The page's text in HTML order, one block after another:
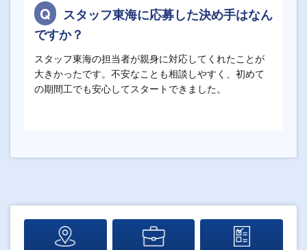
スタッフ東海に応募した決め手はなん
ですか？
スタッフ東海の担当者が親身に対応してくれたことが
大きかったです。不安なことも相談しやすく、初めて
の期間工でも安心してスタートできました。